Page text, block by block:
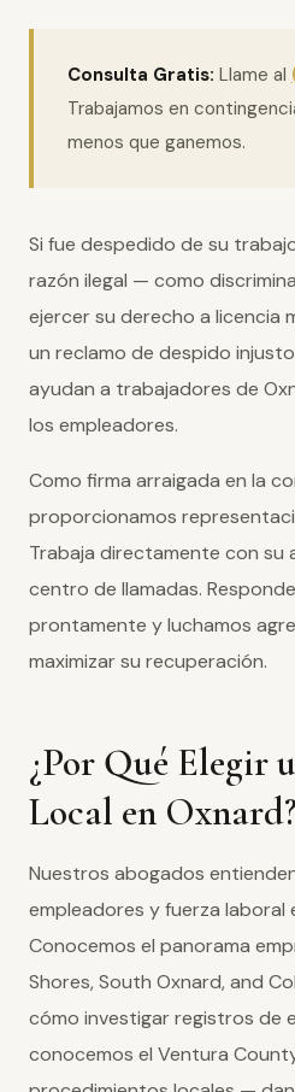
Consulta Gratis: Llame al
Trabajamos en
menos que ganemos.
Si fue despedido de su
razón ilegal — como
ejercer su derecho a licencia
un reclamo de despido
ayudan a trabajadores de
los empleadores.
Como firma arraigada en la
proporcionamos
Trabaja directamente con
centro de llamadas.
prontamente y luchamos
maximizar su recuperación.
¿Por Qué Elegir
Local en Oxnard?
Nuestros abogados
empleadores y fuerza laboral
Conocemos el panorama
Shores, South Oxnard, and
cómo investigar registros de
conocemos el Ventura